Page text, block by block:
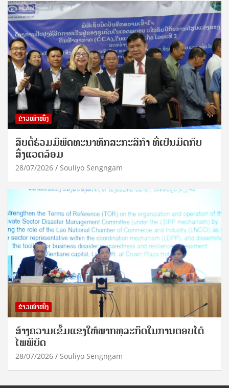
ຂ່າວໜ້າໜຶ່ງ
ສືບຕໍ່ຮ່ວມມືພັດທະນາທັກສະກະສິກຳ ທີ່ເປັນມິດກັບ
ສິ່ງແວດລ້ອມ
28/07/2026 Souliyo Sengngam
ຂ່າວໜ້າໜຶ່ງ
ສ້າງຄວາມເຂັ້ມແຂງໃຫ້ພາກທຸລະກິດໃນການຕອບໂຕ້
ໄພພິບັດ
28/07/2026 Souliyo Sengngam